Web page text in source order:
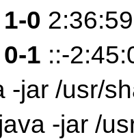
1-0
0-1 ::-
-jar /usr/
-jar /